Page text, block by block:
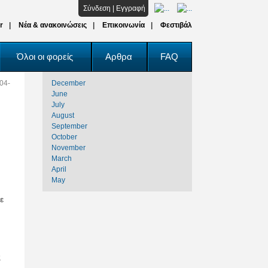
Σύνδεση
Εγγραφή
Νέα & ανακοινώσεις Επικοινωνία Φεστιβάλ
Όλοι οι φορείς Αρθρα FAQ
December
June
July
August
September
October
November
March
April
May